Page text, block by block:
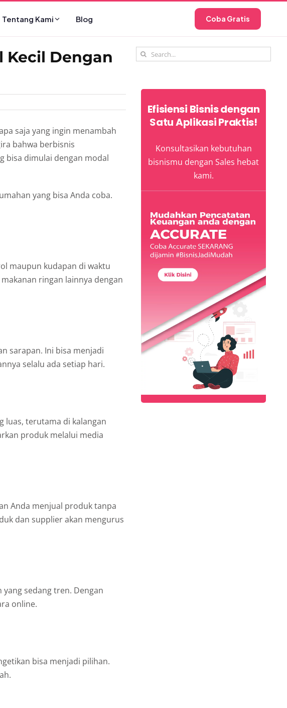
Tentang Kami Blog Coba Gratis
Kecil Dengan
saja yang ingin menambah
bahwa berbisnis
bisa dimulai dengan modal
yang bisa Anda coba.
maupun kudapan di waktu
ringan lainnya dengan
sarapan. Ini bisa menjadi
selalu ada setiap hari.
luas, terutama di kalangan
produk melalui media
Anda menjual produk tanpa
dan supplier akan mengurus
sedang tren. Dengan
online.
bisa menjadi pilihan.
Search
Efisiensi Bisnis dengan
Satu Aplikasi Praktis!
Konsultasikan kebutuhan
bisnismu dengan Sales hebat
kami.